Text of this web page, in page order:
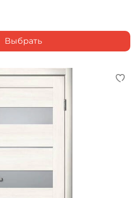
Выбрать